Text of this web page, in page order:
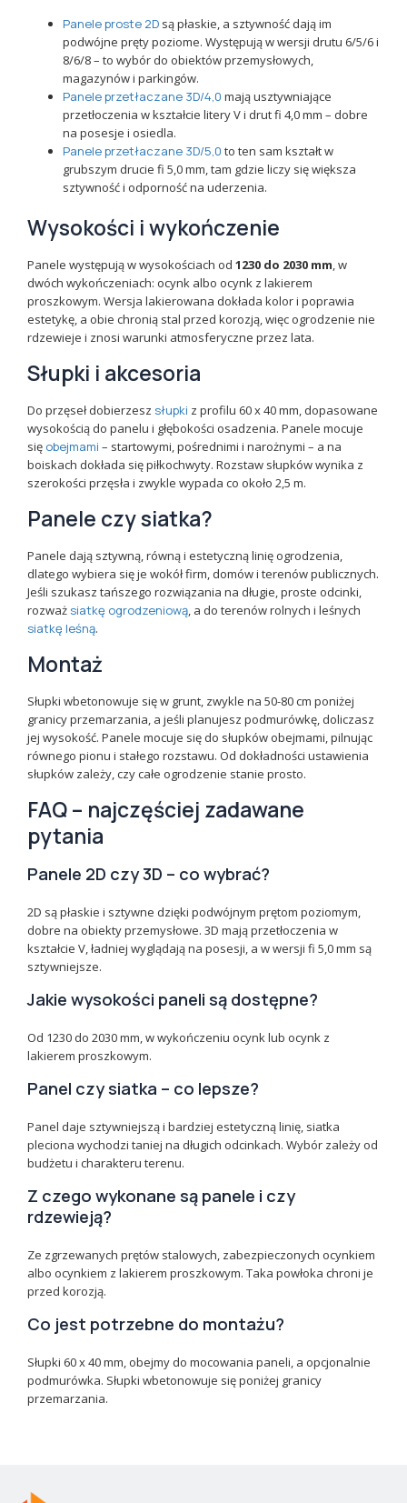
Panele proste 2D są płaskie, a sztywność dają im
podwójne pręty poziome. Występują w wersji drutu 6/5/6 i
8/6/8 – to wybór do obiektów przemysłowych,
magazynów i parkingów.
Panele przetłaczane 3D/4,0 mają usztywniające
przetłoczenia w kształcie litery V i drut fi 4,0 mm – dobre
na posesje i osiedla.
Panele przetłaczane 3D/5,0 to ten sam kształt w
grubszym drucie fi 5,0 mm, tam gdzie liczy się większa
sztywność i odporność na uderzenia.
Wysokości i wykończenie
Panele występują w wysokościach od1230 do 2030 mm, w
dwóch wykończeniach: ocynk albo ocynk z lakierem
proszkowym. Wersja lakierowana dokłada kolor i poprawia
estetykę, a obie chronią stal przed korozją, więc ogrodzenie nie
rdzewieje i znosi warunki atmosferyczne przez lata.
Słupki i akcesoria
Do przęseł dobierzeszsłupki z profilu 60 x 40 mm, dopasowane
wysokością do panelu i głębokości osadzenia. Panele mocuje
się obejmami – startowymi, pośrednimi i narożnymi – a na
boiskach dokłada się piłkochwyty. Rozstaw słupków wynika z
szerokości przęsła i zwykle wypada co około 2,5 m.
Panele czy siatka?
Panele dają sztywną, równą i estetyczną linię ogrodzenia,
dlatego wybiera się je wokół firm, domów i terenów publicznych.
Jeśli szukasz tańszego rozwiązania na długie, proste odcinki,
rozważsiatkę ogrodzeniową, a do terenów rolnych i leśnych
siatkę leśną.
Montaż
Słupki wbetonowuje się w grunt, zwykle na 50-80 cm poniżej
granicy przemarzania, a jeśli planujesz podmurówkę, doliczasz
jej wysokość. Panele mocuje się do słupków obejmami, pilnując
równego pionu i stałego rozstawu. Od dokładności ustawienia
słupków zależy, czy całe ogrodzenie stanie prosto.
FAQ – najczęściej zadawane
pytania
Panele 2D czy 3D – co wybrać?
2D są płaskie i sztywne dzięki podwójnym prętom poziomym,
dobre na obiekty przemysłowe. 3D mają przetłoczenia w
kształcie V, ładniej wyglądają na posesji, a w wersji fi 5,0 mm są
sztywniejsze.
Jakie wysokości paneli są dostępne?
Od 1230 do 2030 mm, w wykończeniu ocynk lub ocynk z
lakierem proszkowym.
Panel czy siatka – co lepsze?
Panel daje sztywniejszą i bardziej estetyczną linię, siatka
pleciona wychodzi taniej na długich odcinkach. Wybór zależy od
budżetu i charakteru terenu.
Z czego wykonane są panele i czy
rdzewieją?
Ze zgrzewanych prętów stalowych, zabezpieczonych ocynkiem
albo ocynkiem z lakierem proszkowym. Taka powłoka chroni je
przed korozją.
Co jest potrzebne do montażu?
Słupki 60 x 40 mm, obejmy do mocowania paneli, a opcjonalnie
podmurówka. Słupki wbetonowuje się poniżej granicy
przemarzania.